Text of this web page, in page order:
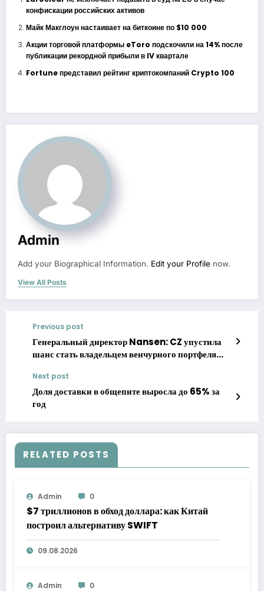
конфискации российских активов
Майк Макглоун настаивает на биткоине по $10 000
Акции торговой платформы eToro подскочили на 14% после
публикации рекордной прибыли в IV квартале
Fortune представил рейтинг криптокомпаний Crypto 100
Admin
Add your Biographical Information. Edit your Profile now.
View All Posts
Previous post
Генеральный директор Nansen: CZ упустила
шанс стать владельцем венчурного портфеля
Next post
Доля доставки в общепите выросла до 65% за
год
RELATED POSTS
Admin 0
$7 триллионов в обход доллара: как Китай
построил альтернативу SWIFT
09.08.2026
Admin 0